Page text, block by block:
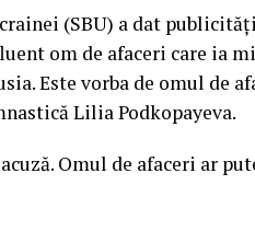
(SBU) a dat
om de afaceri care ia
Este vorba de omul de
Lilia Podkopayeva.
Omul de afaceri ar